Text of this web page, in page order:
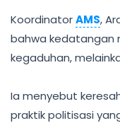
KoordinatorAMS,
bahwa kedatangan
kegaduhan,
Ia menyebut
praktik politisasi